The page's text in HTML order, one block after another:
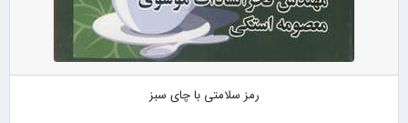
رمز سلامتی با چای سبز